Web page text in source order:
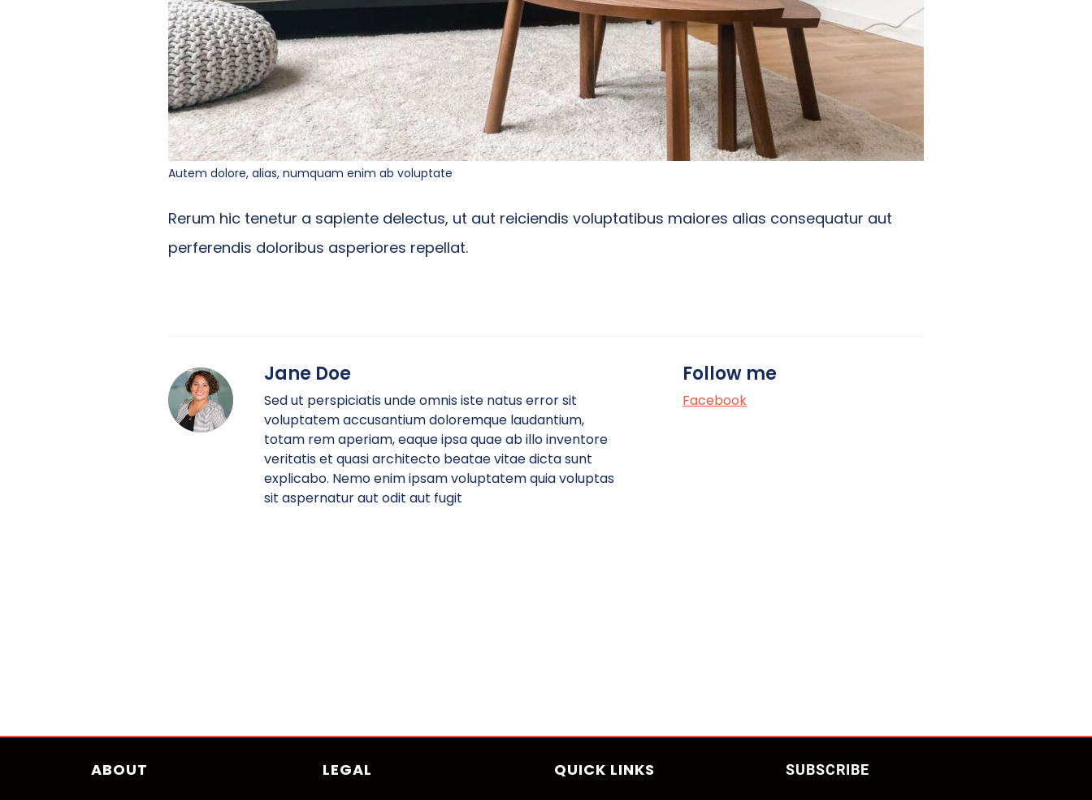
Autem dolore, alias, numquam enim ab voluptate
Rerum hic tenetur a sapiente delectus, ut aut reiciendis voluptatibus maiores alias consequatur aut
perferendis doloribus asperiores repellat.
Jane Doe
Sed ut perspiciatis unde omnis iste natus error sit
voluptatem accusantium doloremque laudantium,
totam rem aperiam, eaque ipsa quae ab illo inventore
veritatis et quasi architecto beatae vitae dicta sunt
explicabo. Nemo enim ipsam voluptatem quia voluptas
sit aspernatur aut odit aut fugit
Follow me
Facebook
ABOUT LEGAL QUICK LINKS SUBSCRIBE